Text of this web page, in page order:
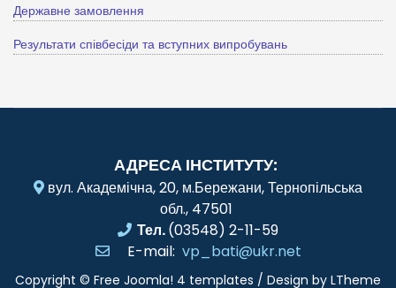
Державне замовлення
Результати співбесіди та вступних випробувань
АДРЕСА ІНСТИТУТУ:
вул. Академічна, 20, м.Бережани, Тернопільська
обл., 47501
Тел.(03548) 2-11-59
E-mail: vp_bati@ukr.net
Copyright © Free Joomla! 4 templates / Design by LTheme